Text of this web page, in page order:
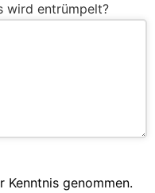
wird entrümpelt?
Kenntnis genommen.